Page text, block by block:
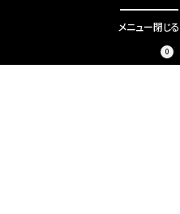
0
メニュー閉じる